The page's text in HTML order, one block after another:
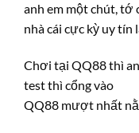
anh em một chút, tớ
nhà cái cực kỳ uy
Chơi tại QQ88 thì
test thì cổng vào
QQ88 mượt nhất